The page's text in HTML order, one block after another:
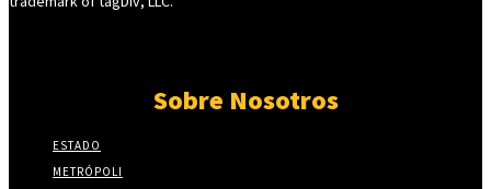
Sobre Nosotros
ESTADO
METRÓPOLI